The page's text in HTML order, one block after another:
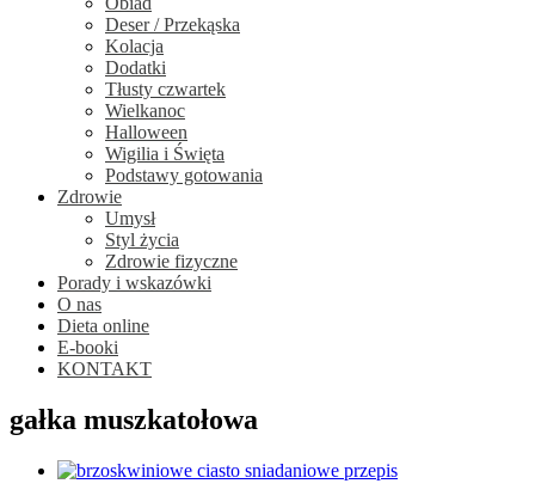
Deser / Przekąska
Kolacja
Dodatki
Tłusty czwartek
Wielkanoc
Halloween
Wigilia i Święta
Podstawy gotowania
Zdrowie
Umysł
Styl życia
Zdrowie fizyczne
Porady i wskazówki
O nas
Dieta online
E-booki
KONTAKT
gałka muszkatołowa